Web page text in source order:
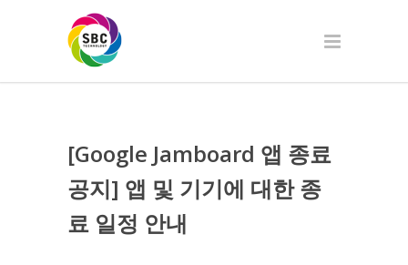
[Google Jamboard 앱 종료
공지] 앱 및 기기에 대한 종
료 일정 안내